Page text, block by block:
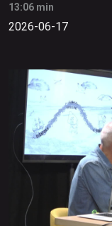
13:06 min
2026-06-17